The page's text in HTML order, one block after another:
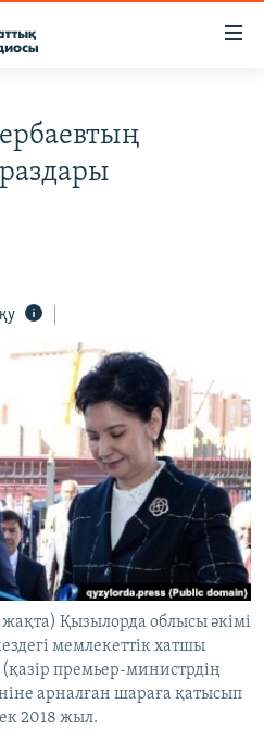
Қызылорда облысы әкімі
мемлекеттік хатшы
премьер-министрдің
арналған шараға қатысып
2018 жыл.